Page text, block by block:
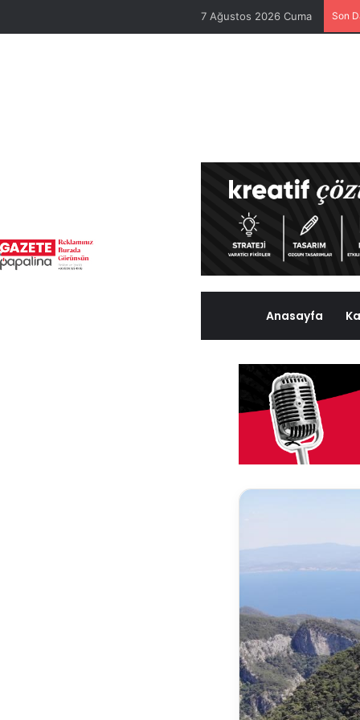
7 Ağustos 2026 Cuma Son
Anasayfa